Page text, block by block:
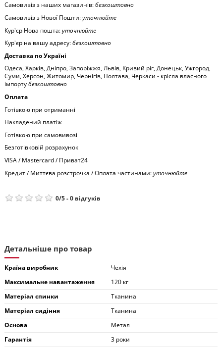
Самовивіз з наших магазинів:безкоштовно
Самовивіз з Нової Пошти:уточнюйте
Кур'єр Нова пошта:уточнюйте
Кур'єр на вашу адресу:безкоштовно
Доставка по Україні
Одеса, Харків, Дніпро, Запоріжжя, Львів, Кривий ріг, Донецьк, Ужгород,
Суми, Херсон, Житомир, Чернігів, Полтава, Черкаси - крісла власного
імпортубезкоштовно
Оплата
Готівкою при отриманні
Накладений платіж
Готівкою при самовивозі
Безготівковій розрахунок
VISA / Mastercard / Приват24
Кредит / Миттєва розстрочка / Оплата частинами:уточнюйте
0/5-0 відгуків
Детальніше про товар
Країна виробник
Чехія
Максимальне навантаження
120 кг
Матеріал спинки
Тканина
Матеріал сидіння
Тканина
Основа
Метал
Гарантія
3 роки